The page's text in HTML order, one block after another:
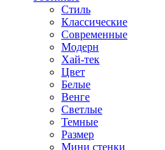
Стиль
Классические
Современные
Модерн
Хай-тек
Цвет
Белые
Венге
Светлые
Темные
Размер
Мини стенки